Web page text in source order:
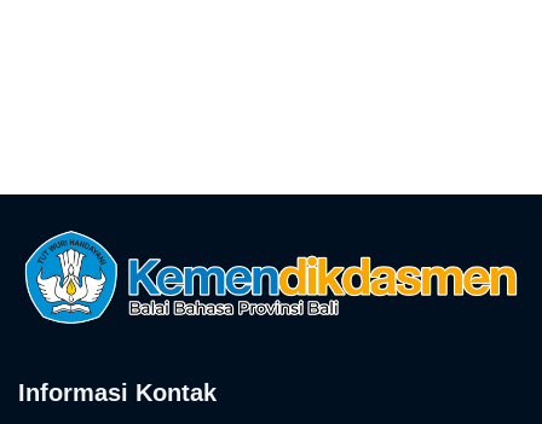
Informasi Kontak